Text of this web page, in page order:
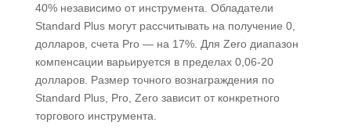
40% независимо от инструмента. Обладатели
Standard Plus могут рассчитывать на получение 0,
долларов, счета Pro — на 17%. Для Zero диапазон
компенсации варьируется в пределах 0,06-20
долларов. Размер точного вознаграждения по
Standard Plus, Pro, Zero зависит от конкретного
торгового инструмента.